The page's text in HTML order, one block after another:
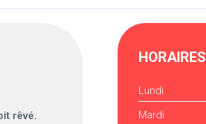
rêvé.
HORAIRES
Lundi
Mardi